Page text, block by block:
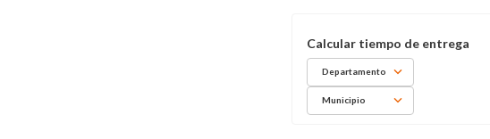
Departamento
Municipio